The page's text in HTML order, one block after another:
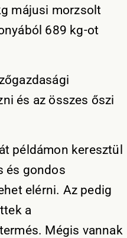
májusi morzsolt
689 kg-ot
és az összes őszi
példámon keresztül
és gondos
elérni. Az pedig
a
Mégis vannak